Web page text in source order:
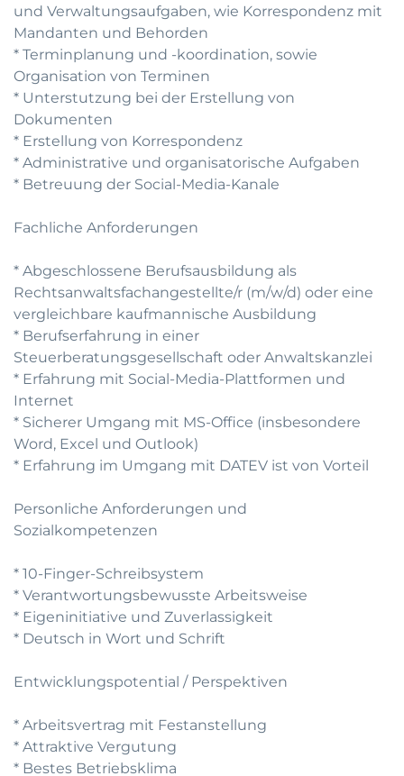
und Verwaltungsaufgaben, wie Korrespondenz mit
Mandanten und Behorden
* Terminplanung und -koordination, sowie
Organisation von Terminen
* Unterstutzung bei der Erstellung von
Dokumenten
* Erstellung von Korrespondenz
* Administrative und organisatorische Aufgaben
* Betreuung der Social-Media-Kanale
Fachliche Anforderungen
* Abgeschlossene Berufsausbildung als
Rechtsanwaltsfachangestellte/r (m/w/d) oder eine
vergleichbare kaufmannische Ausbildung
* Berufserfahrung in einer
Steuerberatungsgesellschaft oder Anwaltskanzlei
* Erfahrung mit Social-Media-Plattformen und
Internet
* Sicherer Umgang mit MS-Office (insbesondere
Word, Excel und Outlook)
* Erfahrung im Umgang mit DATEV ist von Vorteil
Personliche Anforderungen und
Sozialkompetenzen
* 10-Finger-Schreibsystem
* Verantwortungsbewusste Arbeitsweise
* Eigeninitiative und Zuverlassigkeit
* Deutsch in Wort und Schrift
Entwicklungspotential / Perspektiven
* Arbeitsvertrag mit Festanstellung
* Attraktive Vergutung
* Bestes Betriebsklima